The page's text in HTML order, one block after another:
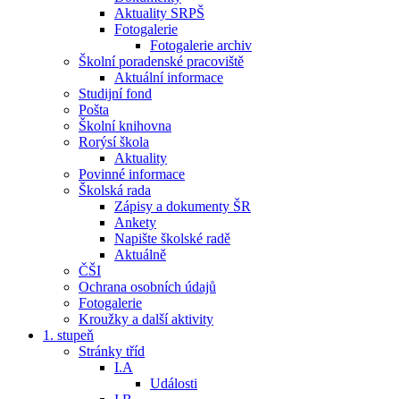
Aktuality SRPŠ
Fotogalerie
Fotogalerie archiv
Školní poradenské pracoviště
Aktuální informace
Studijní fond
Pošta
Školní knihovna
Rorýsí škola
Aktuality
Povinné informace
Školská rada
Zápisy a dokumenty ŠR
Ankety
Napište školské radě
Aktuálně
ČŠI
Ochrana osobních údajů
Fotogalerie
Kroužky a další aktivity
1. stupeň
Stránky tříd
I.A
Události